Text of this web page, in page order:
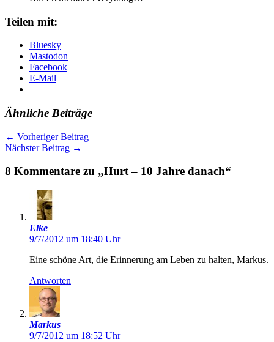
Teilen mit:
Bluesky
Mastodon
Facebook
E-Mail
Ähnliche Beiträge
← Vorheriger Beitrag
Nächster Beitrag →
8 Kommentare zu „Hurt – 10 Jahre danach“
Elke
9/7/2012 um 18:40 Uhr
Eine schöne Art, die Erinnerung am Leben zu halten, Markus.
Antworten
Markus
9/7/2012 um 18:52 Uhr